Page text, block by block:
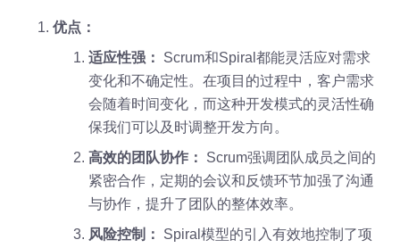
优点：
适应性强：
Scrum和Spiral都能灵活应对需求
变化和不确定性。在项目的过程中，客户需求
会随着时间变化，而这种开发模式的灵活性确
保我们可以及时调整开发方向。
高效的团队协作：
Scrum强调团队成员之间的
紧密合作，定期的会议和反馈环节加强了沟通
与协作，提升了团队的整体效率。
风险控制：
Spiral模型的引入有效地控制了项